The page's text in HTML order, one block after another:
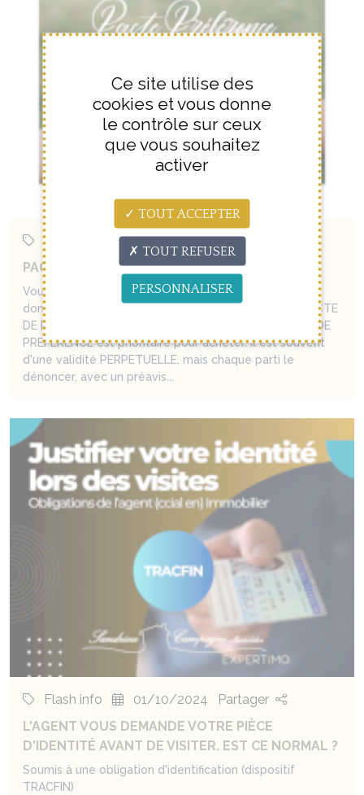
Flash info 15/10/2024
Partager
PACTE DE PREFERENCE À VITAM AETERNAM ?
Vous êtes propriétaire d'un bien sur lequel vos
donnateurs, ou vous même aviez, un jour, signé un PACTE
DE PREFERENCE. La personne désignée sur le PACTE DE
PREFERENCE est prioritaire pour acheter. Il est souvent
d'une validité PERPETUELLE, mais chaque parti le
dénoncer, avec un préavis...
Flash info 01/10/2024
Partager
L'AGENT VOUS DEMANDE VOTRE PIÈCE
D'IDENTITÉ AVANT DE VISITER. EST CE NORMAL ?
Soumis à une obligation d'identification (dispositif
TRACFIN)
Ce site utilise des
cookies et vous donne
le contrôle sur ceux
que vous souhaitez
activer
TOUT ACCEPTER
TOUT REFUSER
PERSONNALISER